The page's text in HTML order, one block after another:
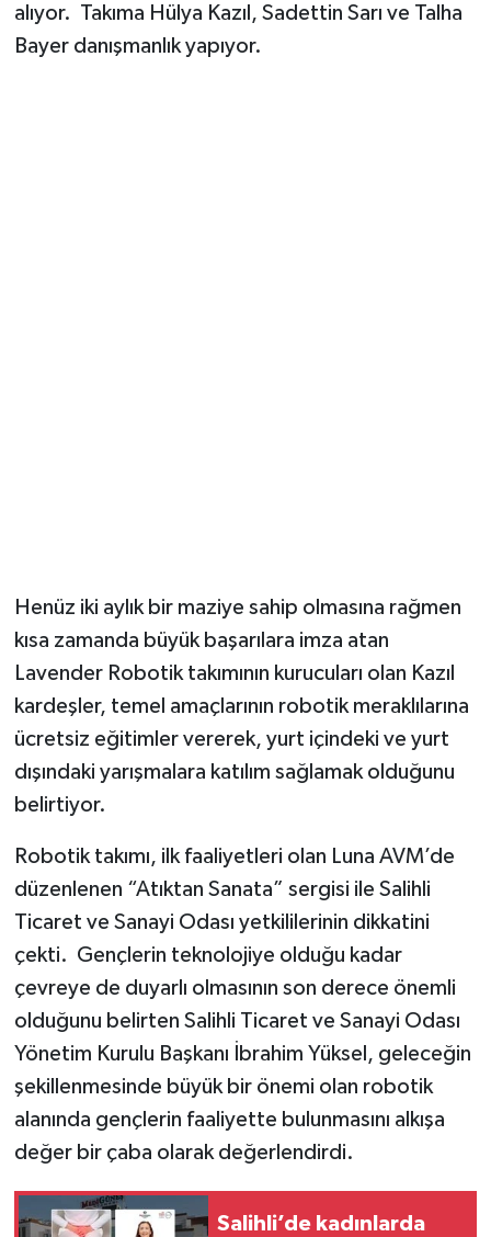
alıyor. Takıma Hülya Kazıl, Sadettin Sarı ve Talha
Bayer danışmanlık yapıyor.
Henüz iki aylık bir maziye sahip olmasına rağmen
kısa zamanda büyük başarılara imza atan
Lavender Robotik takımının kurucuları olan Kazıl
kardeşler, temel amaçlarının robotik meraklılarına
ücretsiz eğitimler vererek, yurt içindeki ve yurt
dışındaki yarışmalara katılım sağlamak olduğunu
belirtiyor.
Robotik takımı, ilk faaliyetleri olan Luna AVM’de
düzenlenen “Atıktan Sanata” sergisi ile Salihli
Ticaret ve Sanayi Odası yetkililerinin dikkatini
çekti. Gençlerin teknolojiye olduğu kadar
çevreye de duyarlı olmasının son derece önemli
olduğunu belirten Salihli Ticaret ve Sanayi Odası
Yönetim Kurulu Başkanı İbrahim Yüksel, geleceğin
şekillenmesinde büyük bir önemi olan robotik
alanında gençlerin faaliyette bulunmasını alkışa
değer bir çaba olarak değerlendirdi.
Salihli’de kadınlarda